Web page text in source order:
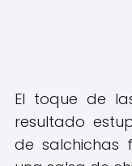
El toque de
resultado
de salchichas